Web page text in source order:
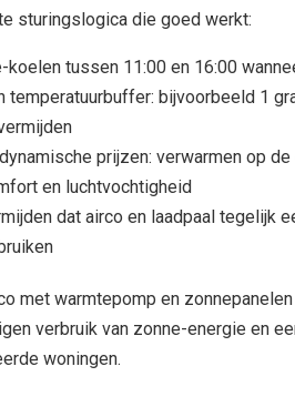
sturingslogica die goed werkt:
koelen tussen 11:00 en 16:00
temperatuurbuffer: bijvoorbeeld 1
prijzen: verwarmen op
en luchtvochtigheid
dat airco en laadpaal tegelijk
met warmtepomp en
verbruik van zonne-energie en
woningen.